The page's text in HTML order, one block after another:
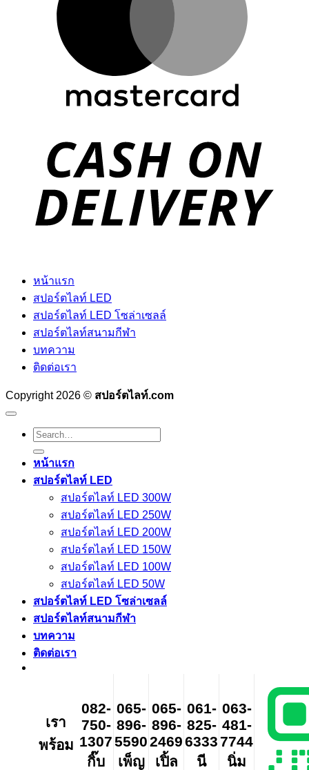
หน้าแรก
สปอร์ตไลท์ LED
สปอร์ตไลท์ LED โซล่าเซลล์
สปอร์ตไลท์สนามกีฬา
บทความ
ติดต่อเรา
Copyright 2026 © สปอร์ตไลท์.com
Search
for:
หน้าแรก
สปอร์ตไลท์ LED
สปอร์ตไลท์ LED 300W
สปอร์ตไลท์ LED 250W
สปอร์ตไลท์ LED 200W
สปอร์ตไลท์ LED 150W
สปอร์ตไลท์ LED 100W
สปอร์ตไลท์ LED 50W
สปอร์ตไลท์ LED โซล่าเซลล์
สปอร์ตไลท์สนามกีฬา
บทความ
ติดต่อเรา
เรา
พร้อม
082-
750-
1307
กิ๊บ
065-
896-
5590
เพ็ญ
065-
896-
2469
เปิ้ล
061-
825-
6333
นี
063-
481-
7744
นิ่ม